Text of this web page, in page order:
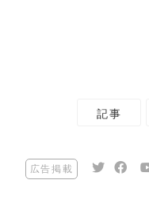
記事
広告掲載